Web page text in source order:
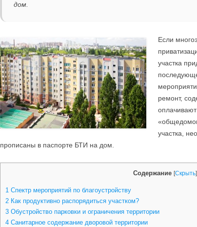
дом.
Если
участка
ремонт,
участка,
прописаны в паспорте БТИ на дом.
Содержание [Скрыть]
1Спектр мероприятий по благоустройству
2Как продуктивно распорядиться участком?
3Обустройство парковки и ограничения территории
4Санитарное содержание дворовой территории